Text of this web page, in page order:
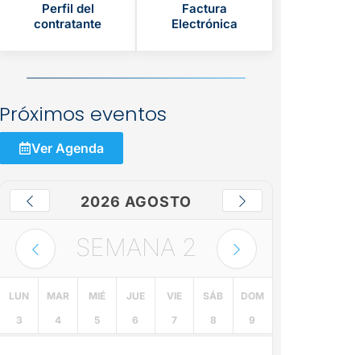
Perfil del
contratante
Factura
Electrónica
Próximos eventos
Ver Agenda
2026 AGOSTO
SEMANA 2
LUN
3
MAR
4
MIÉ
5
JUE
6
VIE
7
SÁB
8
DOM
9